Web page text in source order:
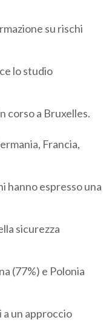
su rischi
lo studio
corso a Bruxelles.
Francia,
hanno espresso una
sicurezza
(77%) e Polonia
un approccio